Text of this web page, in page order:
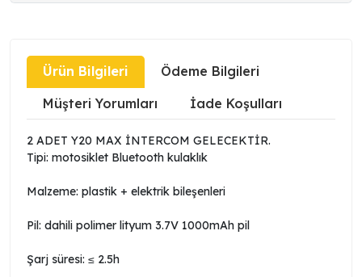
Ürün Bilgileri
Ödeme Bilgileri
Müşteri Yorumları
İade Koşulları
2 ADET Y20 MAX İNTERCOM GELECEKTİR.
Tipi: motosiklet Bluetooth kulaklık
Malzeme: plastik + elektrik bileşenleri
Pil: dahili polimer lityum 3.7V 1000mAh pil
Şarj süresi: ≤ 2.5h